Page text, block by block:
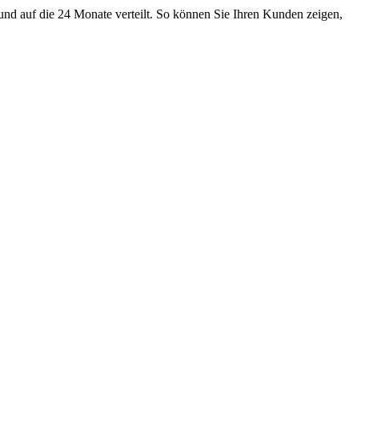
auf die 24 Monate verteilt. So können Sie Ihren Kunden zeigen,